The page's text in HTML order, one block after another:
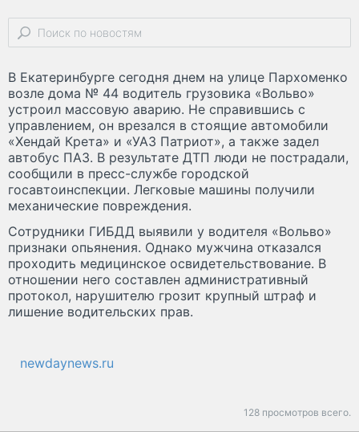
В Екатеринбурге сегодня днем на улице Пархоменко
возле дома № 44 водитель грузовика «Вольво»
устроил массовую аварию. Не справившись с
управлением, он врезался в стоящие автомобили
«Хендай Крета» и «УАЗ Патриот», а также задел
автобус ПАЗ. В результате ДТП люди не пострадали,
сообщили в пресс-службе городской
госавтоинспекции. Легковые машины получили
механические повреждения.
Сотрудники ГИБДД выявили у водителя «Вольво»
признаки опьянения. Однако мужчина отказался
проходить медицинское освидетельствование. В
отношении него составлен административный
протокол, нарушителю грозит крупный штраф и
лишение водительских прав.
newdaynews.ru
128 просмотров всего.